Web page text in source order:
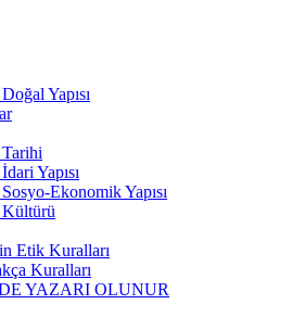
Yapısı
Yapısı
Ekonomik Yapısı
Kültürü
Etik Kuralları
Kuralları
YAZARI OLUNUR